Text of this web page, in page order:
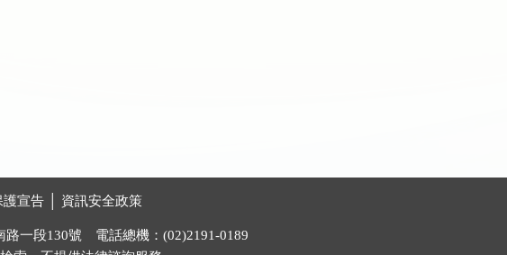
護宣告 資訊安全政策
路一段130號 電話總機：(02)2191-0189